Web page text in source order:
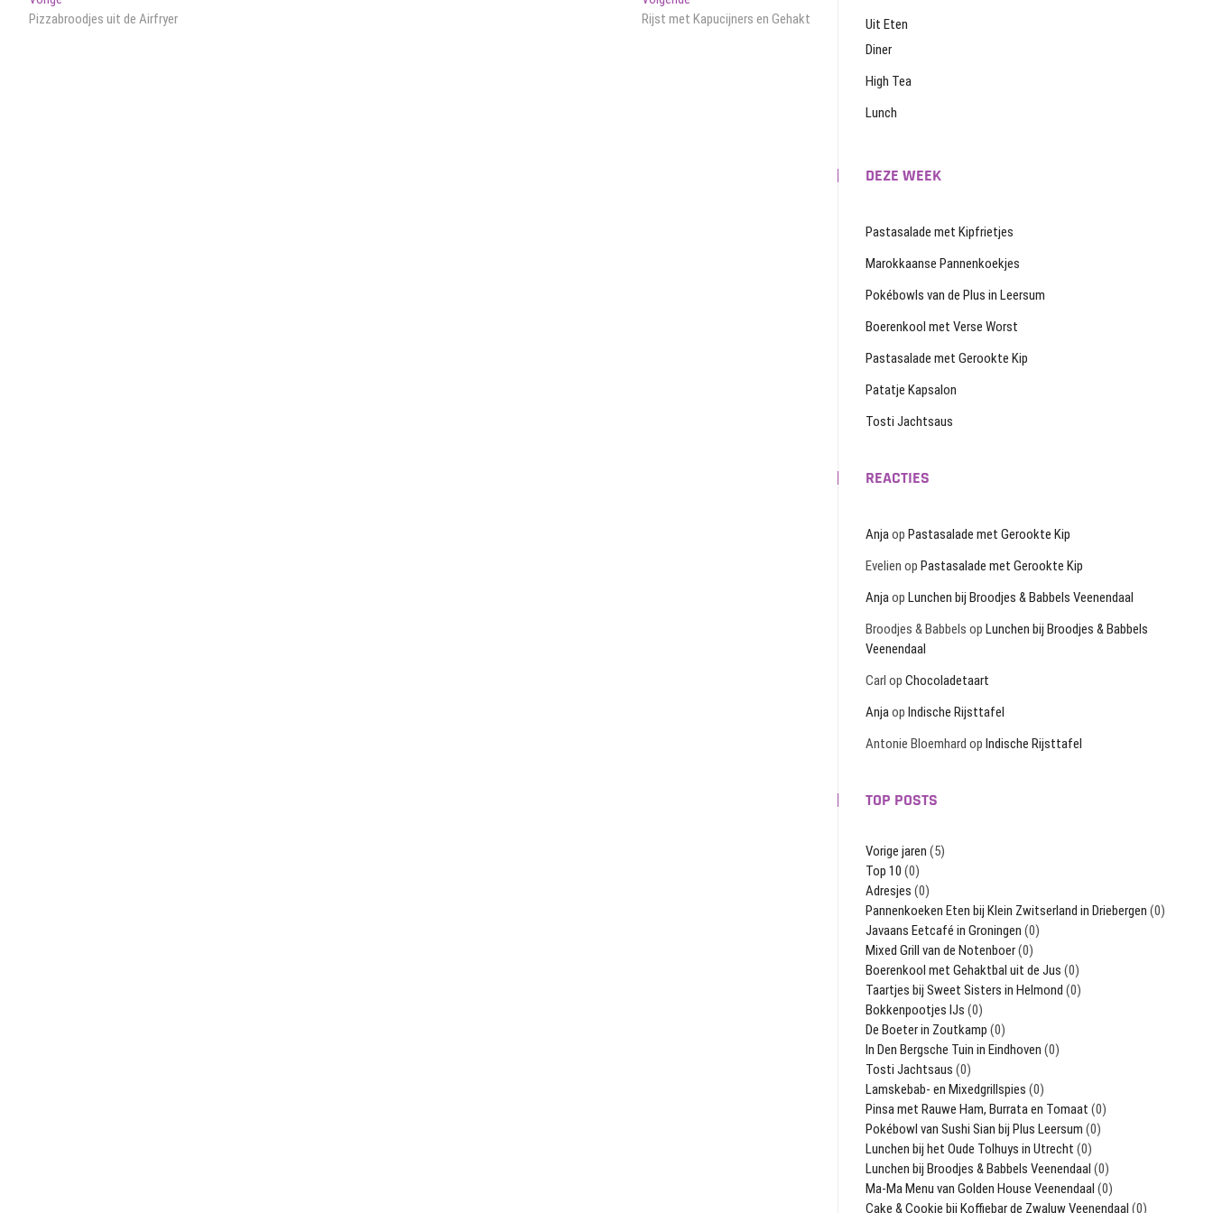
navigatie
bericht:
Pizzabroodjes uit de Airfryer
bericht:
Rijst met Kapucijners en Gehakt
Uit Eten
Diner
High Tea
Lunch
DEZE WEEK
Pastasalade met Kipfrietjes
Marokkaanse Pannenkoekjes
Pokébowls van de Plus in Leersum
Boerenkool met Verse Worst
Pastasalade met Gerookte Kip
Patatje Kapsalon
Tosti Jachtsaus
REACTIES
Anjaop Pastasalade met Gerookte Kip
Evelien op Pastasalade met Gerookte Kip
Anjaop Lunchen bij Broodjes & Babbels Veenendaal
Broodjes & Babbels op Lunchen bij Broodjes & Babbels
Veenendaal
Carl op Chocoladetaart
Anjaop Indische Rijsttafel
Antonie Bloemhard op Indische Rijsttafel
TOP POSTS
Vorige jaren (5)
Top 10 (0)
Adresjes (0)
Pannenkoeken Eten bij Klein Zwitserland in Driebergen (0)
Javaans Eetcafé in Groningen (0)
Mixed Grill van de Notenboer(0)
Boerenkool met Gehaktbal uit de Jus (0)
Taartjes bij Sweet Sisters in Helmond (0)
Bokkenpootjes IJs (0)
De Boeter in Zoutkamp (0)
In Den Bergsche Tuin in Eindhoven (0)
Tosti Jachtsaus (0)
Lamskebab- en Mixedgrillspies (0)
Pinsa met Rauwe Ham, Burrata en Tomaat (0)
Pokébowl van Sushi Sian bij Plus Leersum (0)
Lunchen bij het Oude Tolhuys in Utrecht (0)
Lunchen bij Broodjes & Babbels Veenendaal (0)
Ma-Ma Menu van Golden House Veenendaal (0)
Cake & Cookie bij Koffiebar de Zwaluw Veenendaal (0)